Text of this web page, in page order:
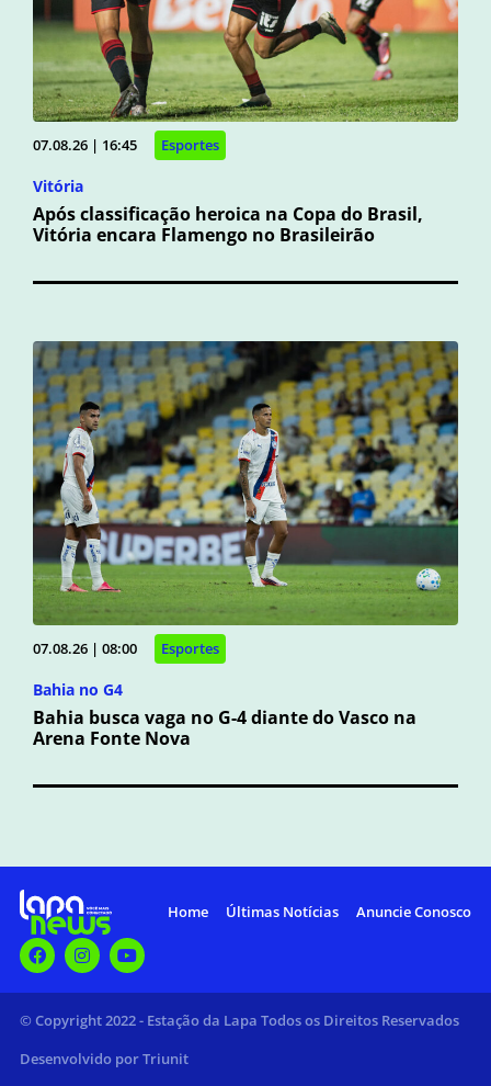
07.08.26 | 16:45 Esportes
Vitória
Após classificação heroica na Copa do Brasil,
Vitória encara Flamengo no Brasileirão
07.08.26 | 08:00 Esportes
Bahia no G4
Bahia busca vaga no G-4 diante do Vasco na
Arena Fonte Nova
Home Últimas Notícias Anuncie Conosco
© Copyright 2022 - Estação da Lapa Todos os Direitos Reservados
Desenvolvido por Triunit